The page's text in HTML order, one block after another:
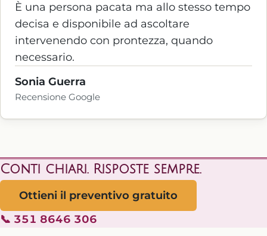
È una persona pacata ma allo stesso tempo
decisa e disponibile ad ascoltare
intervenendo con prontezza, quando
necessario.
Sonia Guerra
Recensione Google
Conti chiari. Risposte sempre.
Ottieni il preventivo gratuito
📞 351 8646 306